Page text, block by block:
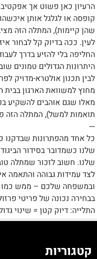
הרעיון כאן פשוט אך
קופסה או לגלגל אותן
שהן קיימות), המתלה הזה
לעין. ככה בדיוק קל לבחור
החליפה בלי להזיע בדרך
היתרונות הגדולים טמונים
לבין תכנון אולטרא-מדויק
מחוץ למשוואת הארגון
מאלו שגם אוהבים להשקיע
תואמות למשל), המתלה הזה
---
כל אחד מהפתרונות שבדקנו
שלנו כשמדובר בסידור
שלנו. חשוב לזכור שמתלה
לצד עמידות גבוהה והתאמה
ובמשפחה שלכם – ממש כמו
בבחירה נכונה של פריטי
התלייה: דיוק קטן = שינוי
קטגוריות